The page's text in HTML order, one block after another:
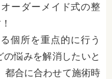
ーダーメイド式の整
個所を重点的に行う
の悩みを解消したいと
都合に合わせて施術時